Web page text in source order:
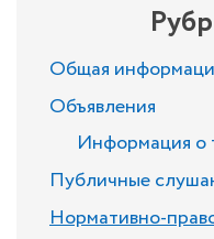
Общая
Объявления
Информация о
Публичные
Нормативно-